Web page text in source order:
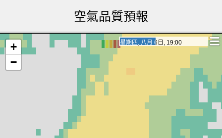
Veszprém
Kiskunhalas
32 31
Esztergom
33 30
34 30
30 25 Zugló
31 26
Gödöllő
32 27 Szombathely
33
Hajdúböszörmény
空氣品質預報
星期五, 八月 7日, 16:00
星期五, 八月 7日, 16:00
+
−